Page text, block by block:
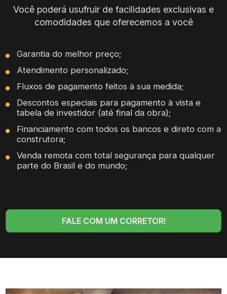
Você poderá usufruir de facilidades exclusivas e
comodidades que oferecemos a você
Garantia do melhor preço;
Atendimento personalizado;
Fluxos de pagamento feitos à sua medida;
Descontos especiais para pagamento à vista e
tabela de investidor (até final da obra);
Financiamento com todos os bancos e direto com a
construtora;
Venda remota com total segurança para qualquer
parte do Brasil e do mundo;
FALE COM UM CORRETOR!